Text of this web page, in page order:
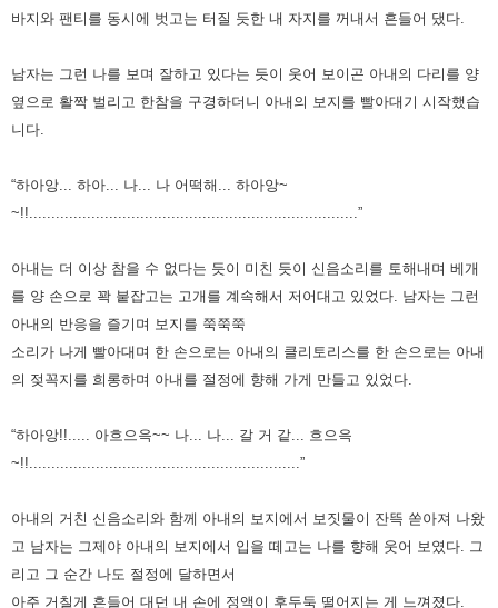
바지와 팬티를 동시에 벗고는 터질 듯한 내 자지를 꺼내서 흔들어 댔다.
남자는 그런 나를 보며 잘하고 있다는 듯이 웃어 보이곤 아내의 다리를 양
옆으로 활짝 벌리고 한참을 구경하더니 아내의 보지를 빨아대기 시작했습
니다.
“하아앙... 하아... 나... 나 어떡해... 하아앙~
~!!..........................................................................”
아내는 더 이상 참을 수 없다는 듯이 미친 듯이 신음소리를 토해내며 베개
를 양 손으로 꽉 붙잡고는 고개를 계속해서 저어대고 있었다. 남자는 그런
아내의 반응을 즐기며 보지를 쭉쭉쭉
소리가 나게 빨아대며 한 손으로는 아내의 클리토리스를 한 손으로는 아내
의 젖꼭지를 희롱하며 아내를 절정에 향해 가게 만들고 있었다.
“하아앙!!..... 아흐으윽~~ 나... 나... 갈 거 같... 흐으윽
~!!.............................................................”
아내의 거친 신음소리와 함께 아내의 보지에서 보짓물이 잔뜩 쏟아져 나왔
고 남자는 그제야 아내의 보지에서 입을 떼고는 나를 향해 웃어 보였다. 그
리고 그 순간 나도 절정에 달하면서
아주 거칠게 흔들어 대던 내 손에 정액이 후두둑 떨어지는 게 느껴졌다.